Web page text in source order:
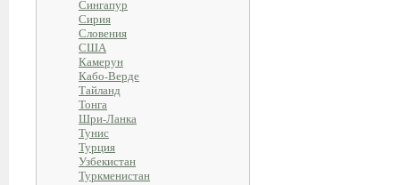
Сингапур
Сирия
Словения
США
Камерун
Кабо-Верде
Тайланд
Тонга
Шри-Ланка
Тунис
Турция
Узбекистан
Туркменистан